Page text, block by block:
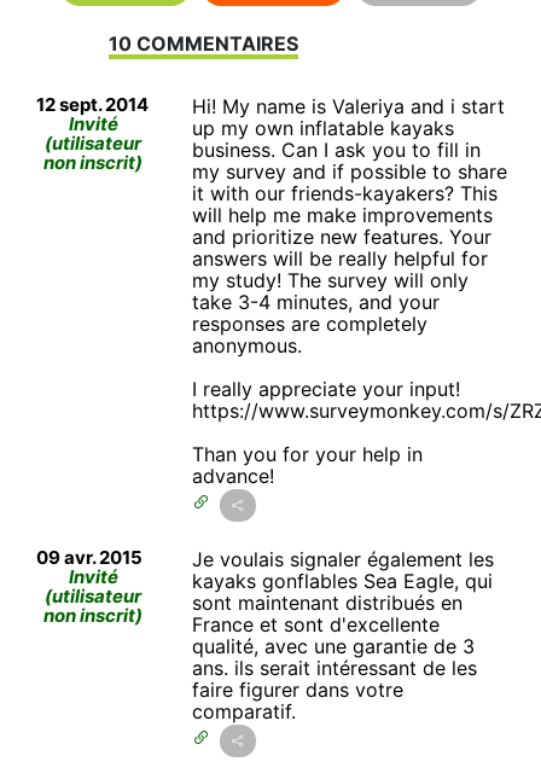
10 COMMENTAIRES
12 sept. 2014
Invité
(utilisateur
non inscrit)
Hi! My name is Valeriya and i start
up my own inflatable kayaks
business. Can I ask you to fill in
my survey and if possible to share
it with our friends-kayakers? This
will help me make improvements
and prioritize new features. Your
answers will be really helpful for
my study! The survey will only
take 3-4 minutes, and your
responses are completely
anonymous.
I really appreciate your input!
https://www.surveymonkey.com/s/
Than you for your help in
advance!
09 avr. 2015
Invité
(utilisateur
non inscrit)
Je voulais signaler également les
kayaks gonflables Sea Eagle, qui
sont maintenant distribués en
France et sont d'excellente
qualité, avec une garantie de 3
ans. ils serait intéressant de les
faire figurer dans votre
comparatif.